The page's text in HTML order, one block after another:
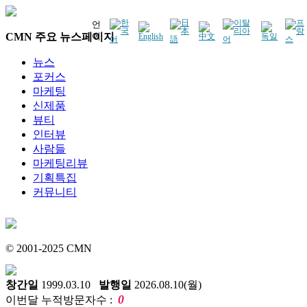
언
어
CMN 주요 뉴스페이지
뉴스
포커스
마케팅
신제품
뷰티
인터뷰
사람들
마케팅리뷰
기획특집
커뮤니티
© 2001-2025 CMN
창간일 1999.03.10 발행일 2026.08.10(월)
이번달 누적방문자수 : 0